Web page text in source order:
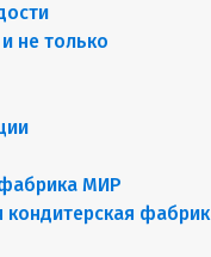
не только
МИР
кондитерская